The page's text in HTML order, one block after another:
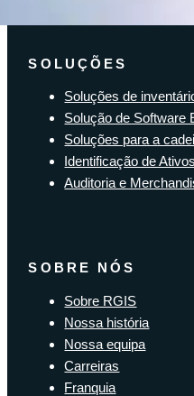
SOLUÇÕES
Soluções de
Solução de Software
Soluções para a
Identificação de Ativos
Auditoria e
SOBRE NÓS
Sobre RGIS
Nossa história
Nossa equipa
Carreiras
Franquia